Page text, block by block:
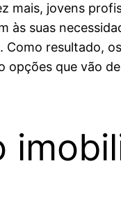
mais, jovens
às suas
resultado,
opções que vão